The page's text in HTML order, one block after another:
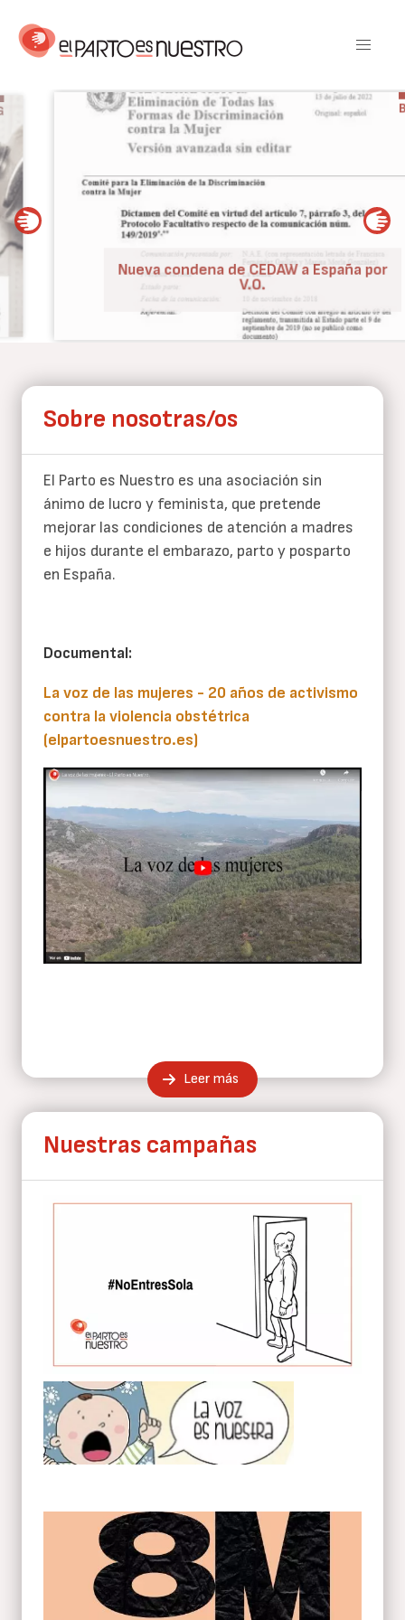
contenido
Nueva condena de CEDAW a España por
BLOG
Sobre nosotras/os
El Parto es Nuestro es una asociación sin
ánimo de lucro y feminista, que pretende
mejorar las condiciones de atención a madres
e hijos durante el embarazo, parto y posparto
en España.
Documental:
La voz de las mujeres - 20 años de activismo
contra la violencia obstétrica
(elpartoesnuestro.es)
Leer más
Nuestras campañas